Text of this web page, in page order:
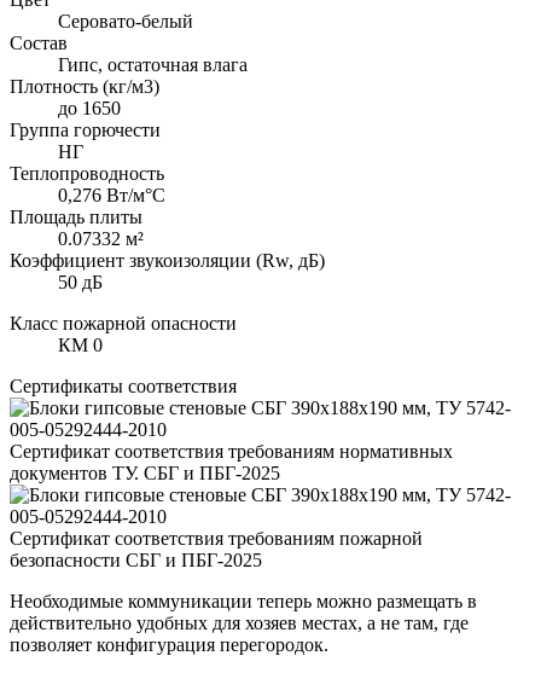
Серовато-белый
Состав
Гипс, остаточная влага
Плотность (кг/м3)
до 1650
Группа горючести
НГ
Теплопроводность
0,276 Вт/м°С
Площадь плиты
0.07332 м²
Коэффициент звукоизоляции (Rw, дБ)
50 дБ
Класс пожарной опасности
КМ 0
Сертификаты соответствия
Сертификат соответствия требованиям нормативных
документов ТУ. СБГ и ПБГ-2025
Сертификат соответствия требованиям пожарной
безопасности СБГ и ПБГ-2025
Необходимые коммуникации теперь можно размещать в
действительно удобных для хозяев местах, а не там, где
позволяет конфигурация перегородок.